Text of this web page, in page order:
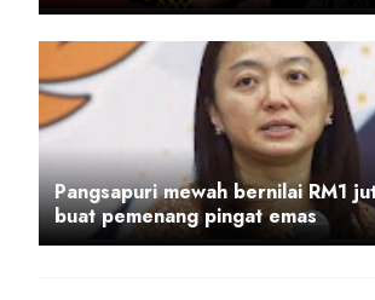
Pangsapuri mewah bernilai RM1
buat pemenang pingat emas